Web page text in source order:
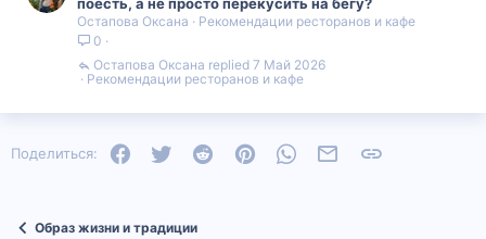
Остапова Оксана
Рекомендации ресторанов и кафе
0
Рекомендации ресторанов и кафе
7 Май 2026
Остапова Оксана
Поделиться: FacebookTwitter Reddit PinterestWhatsAppЭлектронная почта
Образ жизни и традиции